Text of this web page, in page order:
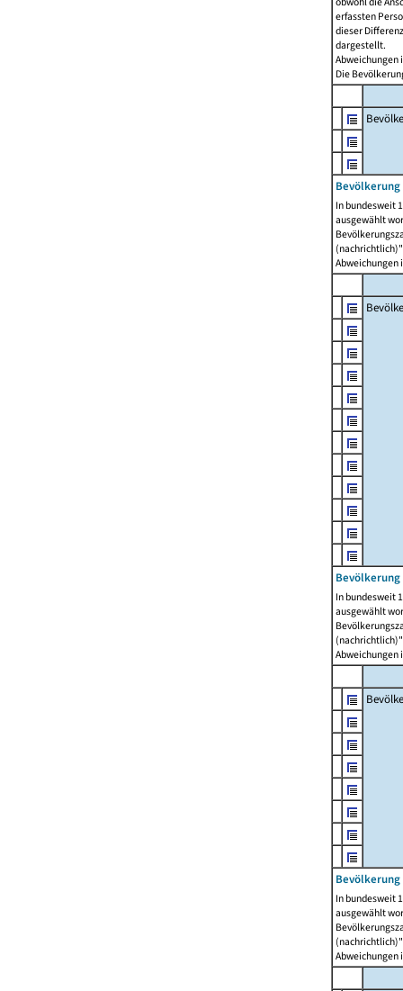
erfassten
dieser
dargestellt.
Abweichungen
Die
In bundesweit
ausgewählt
Abweichungen
In bundesweit
ausgewählt
Abweichungen
In bundesweit
ausgewählt
Abweichungen